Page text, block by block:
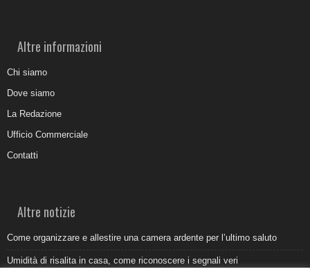
Altre informazioni
Chi siamo
Dove siamo
La Redazione
Ufficio Commerciale
Contatti
Altre notizie
Come organizzare e allestire una camera ardente per l’ultimo saluto
Umidità di risalita in casa, come riconoscere i segnali veri